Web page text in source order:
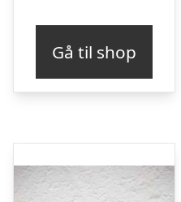
Gå til shop